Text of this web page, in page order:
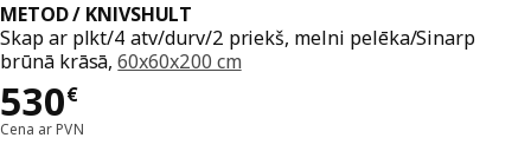
METOD / KNIVSHULT
Skap ar plkt/4 atv/durv/2 priekš, melni pelēka/Sinarp
brūnā krāsā,60x60x200 cm
530€
Cena 530€
Cena ar PVN